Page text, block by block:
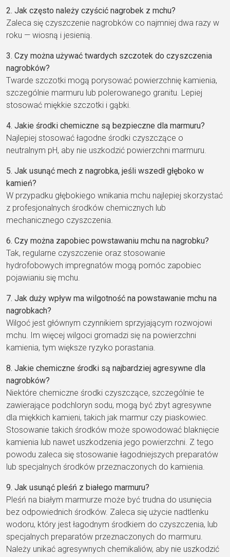
2. Jak często należy czyścić nagrobek z mchu?
Zaleca się czyszczenie nagrobków co najmniej dwa razy w
roku — wiosną i jesienią.
3. Czy można używać twardych szczotek do czyszczenia
nagrobków?
Twarde szczotki mogą porysować powierzchnię kamienia,
szczególnie marmuru lub polerowanego granitu. Lepiej
stosować miękkie szczotki i gąbki.
4. Jakie środki chemiczne są bezpieczne dla marmuru?
Najlepiej stosować łagodne środki czyszczące o
neutralnym pH, aby nie uszkodzić powierzchni marmuru.
5. Jak usunąć mech z nagrobka, jeśli wszedł głęboko w
kamień?
W przypadku głębokiego wnikania mchu najlepiej skorzystać
z profesjonalnych środków chemicznych lub
mechanicznego czyszczenia.
6. Czy można zapobiec powstawaniu mchu na nagrobku?
Tak, regularne czyszczenie oraz stosowanie
hydrofobowych impregnatów mogą pomóc zapobiec
pojawianiu się mchu.
7. Jak duży wpływ ma wilgotność na powstawanie mchu na
nagrobkach?
Wilgoć jest głównym czynnikiem sprzyjającym rozwojowi
mchu. Im więcej wilgoci gromadzi się na powierzchni
kamienia, tym większe ryzyko porastania.
8. Jakie chemiczne środki są najbardziej agresywne dla
nagrobków?
Niektóre chemiczne środki czyszczące, szczególnie te
zawierające podchloryn sodu, mogą być zbyt agresywne
dla miękkich kamieni, takich jak marmur czy piaskowiec.
Stosowanie takich środków może spowodować blaknięcie
kamienia lub nawet uszkodzenia jego powierzchni. Z tego
powodu zaleca się stosowanie łagodniejszych preparatów
lub specjalnych środków przeznaczonych do kamienia.
9. Jak usunąć pleśń z białego marmuru?
Pleśń na białym marmurze może być trudna do usunięcia
bez odpowiednich środków. Zaleca się użycie nadtlenku
wodoru, który jest łagodnym środkiem do czyszczenia, lub
specjalnych preparatów przeznaczonych do marmuru.
Należy unikać agresywnych chemikaliów, aby nie uszkodzić